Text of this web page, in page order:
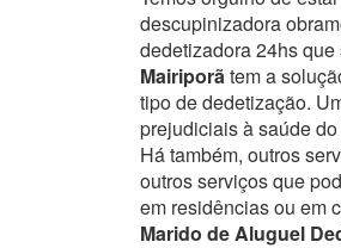
descupinizadora
dedetizadora 24hs
Mairiporãtem a
tipo de dedetização.
prejudiciais à saúde
Há também, outros
outros serviços que
em residências ou em
Marido de Aluguel